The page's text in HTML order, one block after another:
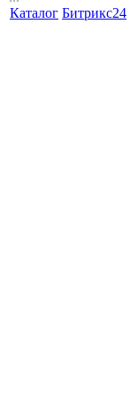
Каталог Битрикс24